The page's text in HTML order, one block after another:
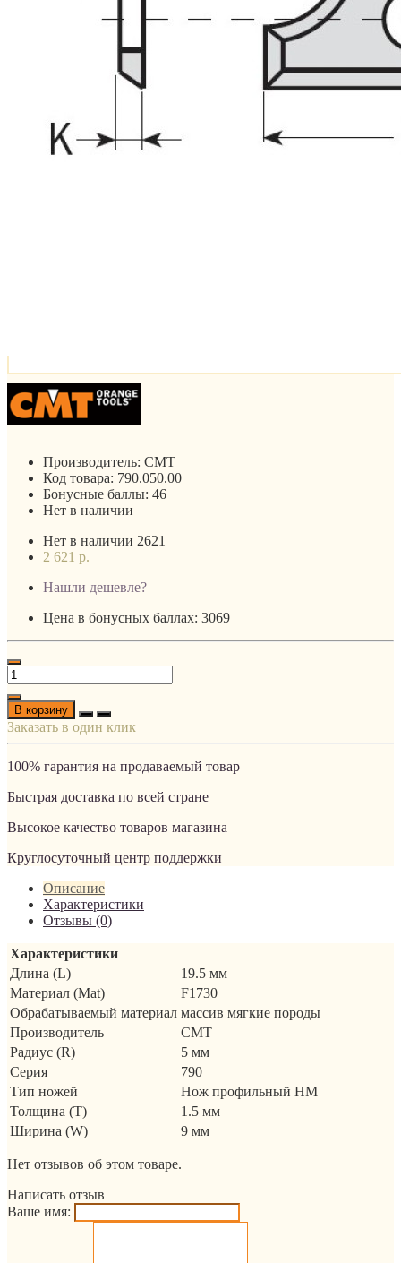
Производитель: CMT
Код товара: 790.050.00
Бонусные баллы: 46
Нет в наличии
Нет в наличии 2621
2 621 р.
Нашли дешевле?
Цена в бонусных баллах: 3069
В корзину
Заказать в один клик
100% гарантия на продаваемый товар
Быстрая доставка по всей стране
Высокое качество товаров магазина
Круглосуточный центр поддержки
Описание
Характеристики
Отзывы (0)
Характеристики
Длина (L)
19.5 мм
Материал (Mat)
F1730
Обрабатываемый материал массив мягкие породы
Производитель
CMT
Радиус (R)
5 мм
Серия
790
Тип ножей
Нож профильный HM
Толщина (T)
1.5 мм
Ширина (W)
9 мм
Нет отзывов об этом товаре.
Написать отзыв
Ваше имя: